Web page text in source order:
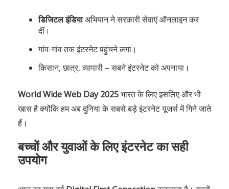
डिजिटल इंडियाअभियान ने सरकारी सेवाएं ऑनलाइन कर
दीं।
गांव-गांव तक इंटरनेट पहुंचने लगा।
किसान, छात्र, व्यापारी – सबने इंटरनेट को अपनाया।
World Wide Web Day 2025भारत के लिए इसलिए और भी
खास है क्योंकि हम अब दुनिया के सबसे बड़े इंटरनेट यूजर्स में गिने जाते
हैं।
बच्चों और युवाओं के लिए इंटरनेट का सही
उपयोग